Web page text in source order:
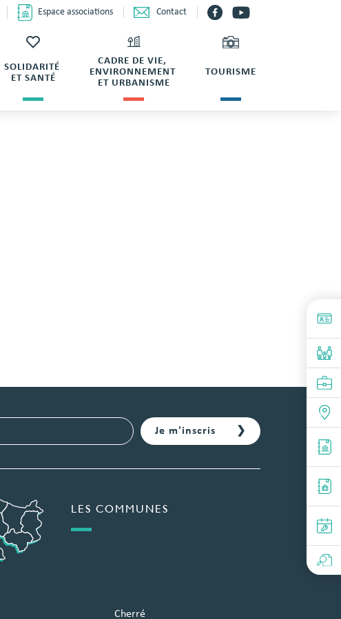
Espace associations Contact
SOLIDARITÉ
ET SANTÉ
CADRE DE VIE,
ENVIRONNEMENT
ET URBANISME
TOURISME
LES COMMUNES
Cherré